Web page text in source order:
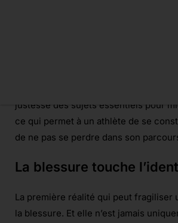
justesse des sujets essentiels pour
ce qui permet à un athlète de se
de ne pas se perdre dans son
La blessure touche
La première réalité qui peut fragiliser
la blessure. Et elle n’est jamais